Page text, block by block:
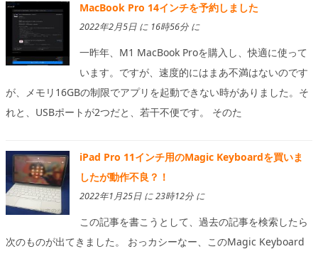
MacBook Pro 14インチを予約しました
2022年2月5日 に 16時56分 に
一昨年、M1 MacBook Proを購入し、快適に使って
います。ですが、速度的にはまあ不満はないのです
が、メモリ16GBの制限でアプリを起動できない時がありました。そ
れと、USBポートが2つだと、若干不便です。 そのた
iPad Pro 11インチ用のMagic Keyboardを買いま
したが動作不良？！
2022年1月25日 に 23時12分 に
この記事を書こうとして、過去の記事を検索したら
次のものが出てきました。 おっカシーなー、このMagic Keyboard